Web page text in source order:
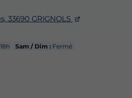
33690 GRIGNOLS
Sam / Dim : Fermé